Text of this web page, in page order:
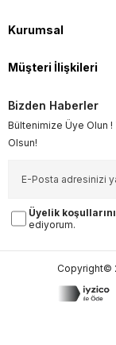
Kurumsal
Müşteri İlişkileri
Bizden Haberler
Bültenimize Üye Olun !
Olsun!
Üyelik koşullarını
ediyorum.
Copyright©